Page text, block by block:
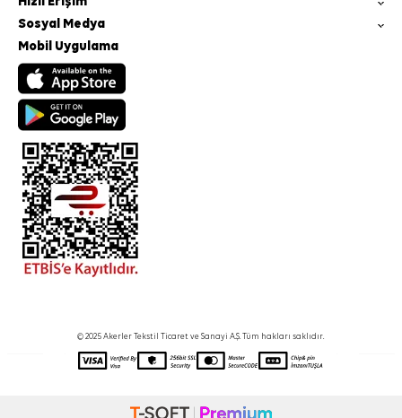
Sosyal Medya
Mobil Uygulama
© 2025 Akerler Tekstil Ticaret ve Sanayi A.Ş. Tüm hakları saklıdır.